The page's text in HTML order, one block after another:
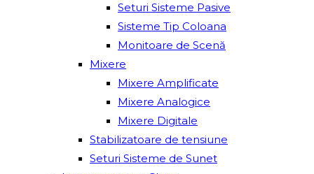
Seturi Sisteme Pasive
Sisteme Tip Coloana
Monitoare de Scenă
Mixere
Mixere Amplificate
Mixere Analogice
Mixere Digitale
Stabilizatoare de tensiune
Seturi Sisteme de Sunet